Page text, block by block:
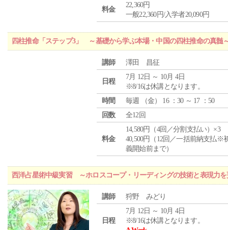
料金
22,360円
一般22,360円/入学者20,090円
四柱推命「ステップ3」 ～基礎から学ぶ本場・中国の四柱推命の真髄
講師 澤田 昌征
日程
7月 12日 ～ 10月 4日
※8/16は休講となります。
時間
毎週 （金） 16 ：30 ～ 17 ：50
回数
全12回
料金
14,580円（4回／分割支払い）×3
40,500円（12回／一括前納支払※
義開始前まで）
西洋占星術中級実習 ～ホロスコープ・リーディングの技術と表現力
講師 狩野 みどり
日程
7月 12日 ～ 10月 4日
※8/16は休講となります。